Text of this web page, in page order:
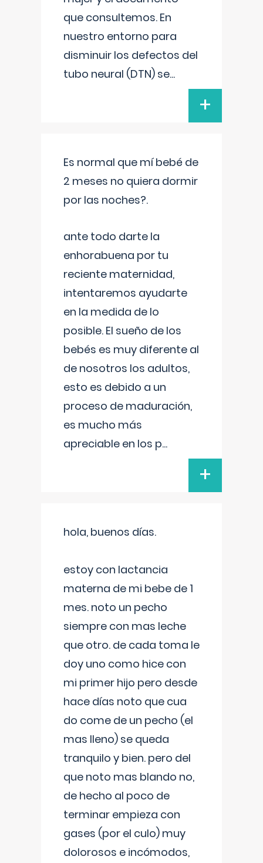
que consultemos. En
nuestro entorno para
disminuir los defectos del
tubo neural (DTN) se...
+
Es normal que mí bebé de
2 meses no quiera dormir
por las noches?.
ante todo darte la
enhorabuena por tu
reciente maternidad,
intentaremos ayudarte
en la medida de lo
posible. El sueño de los
bebés es muy diferente al
de nosotros los adultos,
esto es debido a un
proceso de maduración,
es mucho más
apreciable en los p...
+
hola, buenos días.
estoy con lactancia
materna de mi bebe de 1
mes. noto un pecho
siempre con mas leche
que otro. de cada toma le
doy uno como hice con
mi primer hijo pero desde
hace días noto que cua
do come de un pecho (el
mas lleno) se queda
tranquilo y bien. pero del
que noto mas blando no,
de hecho al poco de
terminar empieza con
gases (por el culo) muy
dolorosos e incómodos,